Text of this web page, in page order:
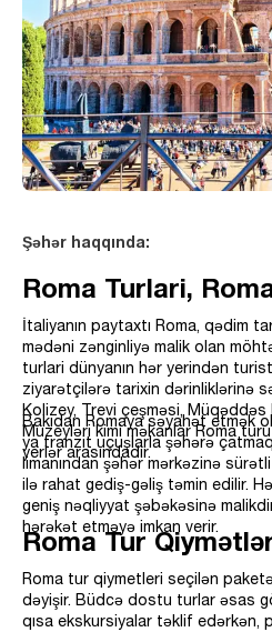
Şəhər haqqında:
Roma Turlari,
İtaliyanın paytaxtı Roma, qədim
mədəni zənginliyə malik olan
turlari dünyanın hər yerindən
ziyarətçilərə tarixin dərinliklərinə
Kolizey, Trevi çeşməsi, Müqəddəs
Muzeyləri kimi məkanlar Roma
yerlər arasındadır.
Bakıdan Romaya səyahət etmək
ya tranzit uçuşlarla şəhərə
limanından şəhər mərkəzinə
ilə rahat gediş-gəliş təmin edilir.
geniş nəqliyyat şəbəkəsinə
hərəkət etməyə imkan verir.
Roma Tur
Roma tur qiymetleri seçilən
dəyişir. Büdcə dostu turlar əsas
qısa ekskursiyalar təklif edərkən,